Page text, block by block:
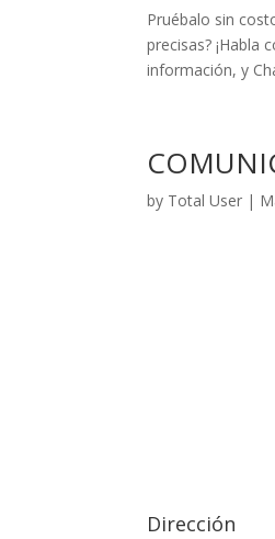
Pruébalo sin
precisas? ¡Habla
información, y
by Total User |
Dirección